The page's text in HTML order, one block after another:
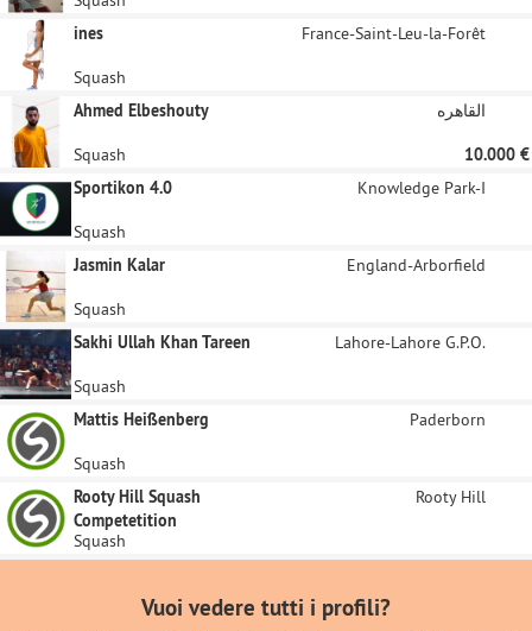
ines
France-Saint-Leu-la-Forêt
Squash
Ahmed Elbeshouty
القاهره
Squash
10.000 €
Sportikon 4.0
Knowledge Park-I
Squash
Jasmin Kalar
England-Arborfield
Squash
Sakhi Ullah Khan Tareen
Lahore-Lahore G.P.O.
Squash
Mattis Heißenberg
Paderborn
Squash
Rooty Hill Squash
Competetition
Rooty Hill
Squash
Vuoi vedere tutti i profili?